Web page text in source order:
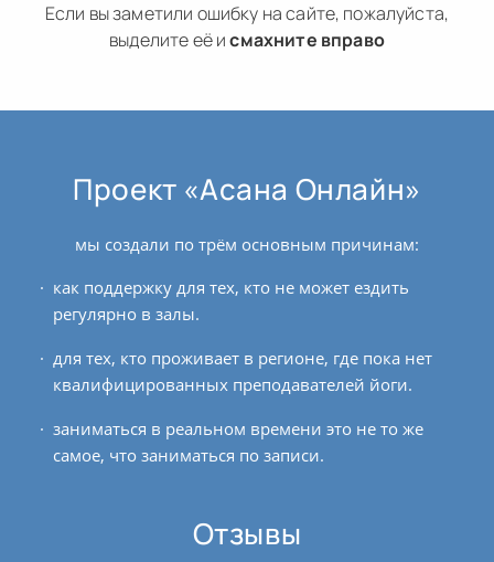
Если вы заметили ошибку на сайте, пожалуйста,
выделите её исмахните вправо
Проект «Асана Онлайн»
мы создали по трём основным причинам:
как поддержку для тех, кто не может ездить
регулярно в залы.
для тех, кто проживает в регионе, где пока нет
квалифицированных преподавателей йоги.
заниматься в реальном времени это не то же
самое, что заниматься по записи.
Отзывы